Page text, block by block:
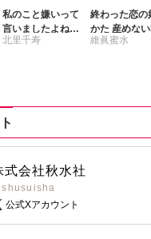
私のこと嫌いって
言いましたよね!?
変態公爵による困
北里千寿
終わった恋の
かた 産めな
堕ちる恋 【合
維眞蜜水
式会社秋水社
公式Xアカウント